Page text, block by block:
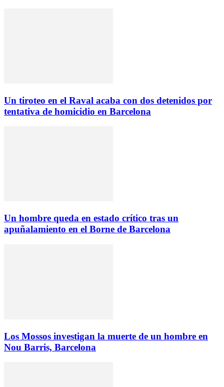
Un tiroteo en el Raval acaba con dos detenidos por
tentativa de homicidio en Barcelona
Un hombre queda en estado crítico tras un
apuñalamiento en el Borne de Barcelona
Los Mossos investigan la muerte de un hombre en
Nou Barris, Barcelona